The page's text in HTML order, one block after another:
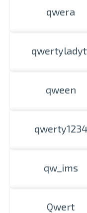
qwera
qween
qwerty1234
qw_ims
Qwert